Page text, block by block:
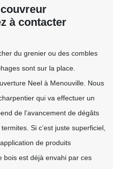
à contacter
du grenier ou des combles
sont sur la place.
Neel à Menouville. Nous
qui va effectuer un
de l’avancement de dégâts
Si c’est juste superficiel,
de produits
bois est déjà envahi par ces